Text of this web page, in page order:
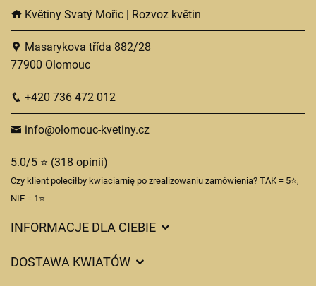
Květiny Svatý Mořic | Rozvoz květin
Masarykova třída 882/28
77900 Olomouc
+420 736 472 012
info@olomouc-kvetiny.cz
5.0/5 ⭐ (318 opinii)
Czy klient poleciłby kwiaciarnię po zrealizowaniu zamówienia? TAK = 5⭐,
NIE = 1⭐
INFORMACJE DLA CIEBIE
DOSTAWA KWIATÓW